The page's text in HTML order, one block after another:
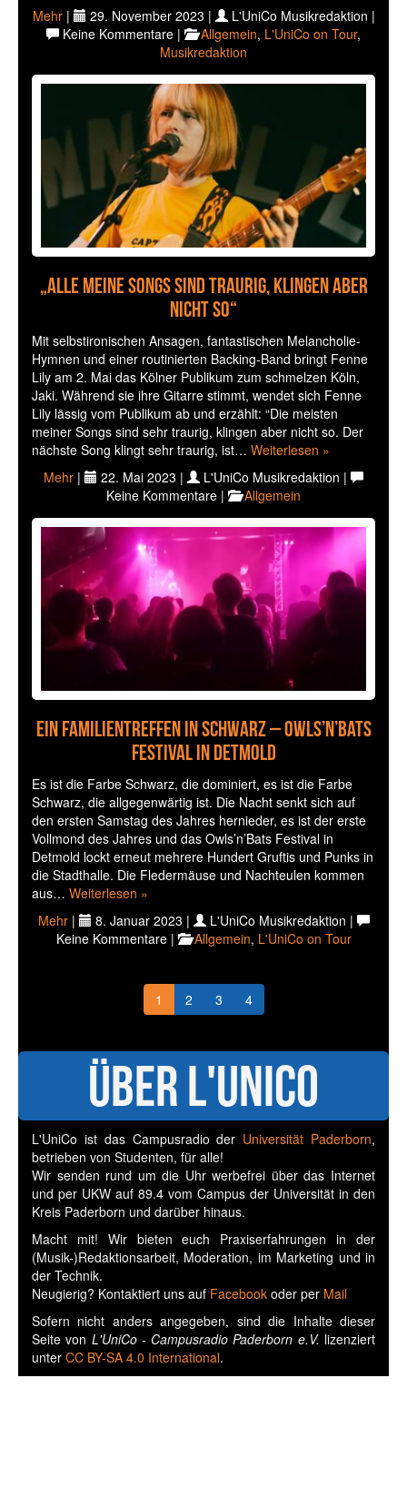
Mehr| 29. November 2023 |
L'UniCo Musikredaktion |
Keine Kommentare |
Allgemein, L'UniCo on Tour,
Musikredaktion
„Alle meine Songs sind traurig, klingen aber
nicht so“
Mit selbstironischen Ansagen, fantastischen Melancholie-
Hymnen und einer routinierten Backing-Band bringt Fenne
Lily am 2. Mai das Kölner Publikum zum schmelzen Köln,
Jaki. Während sie ihre Gitarre stimmt, wendet sich Fenne
Lily lässig vom Publikum ab und erzählt: “Die meisten
meiner Songs sind sehr traurig, klingen aber nicht so. Der
nächste Song klingt sehr traurig, ist… Weiterlesen »
Mehr | 22. Mai 2023 |
L'UniCo Musikredaktion |
Keine Kommentare |
Allgemein
Ein Familientreffen in schwarz – Owls’n’Bats
Festival in Detmold
Es ist die Farbe Schwarz, die dominiert, es ist die Farbe
Schwarz, die allgegenwärtig ist. Die Nacht senkt sich auf
den ersten Samstag des Jahres hernieder, es ist der erste
Vollmond des Jahres und das Owls’n’Bats Festival in
Detmold lockt erneut mehrere Hundert Gruftis und Punks in
die Stadthalle. Die Fledermäuse und Nachteulen kommen
aus… Weiterlesen »
Mehr| 8. Januar 2023 |
L'UniCo Musikredaktion |
Keine Kommentare |
Allgemein, L'UniCo on Tour
1 2 3 4
Über L'UniCo
L'UniCo ist das Campusradio der Universität Paderborn,
betrieben von Studenten, für alle!
Wir senden rund um die Uhr werbefrei über das Internet
und per UKW auf 89.4 vom Campus der Universität in den
Kreis Paderborn und darüber hinaus.
Macht mit! Wir bieten euch Praxiserfahrungen in der
(Musik-)Redaktionsarbeit, Moderation, im Marketing und in
der Technik.
Neugierig? Kontaktiert uns auf Facebook oder per Mail
Sofern nicht anders angegeben, sind die Inhalte dieser
Seite von L'UniCo - Campusradio Paderborn e.V. lizenziert
unter CC BY-SA 4.0 International.